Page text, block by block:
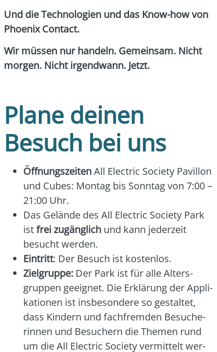
Und die Tech­no­lo­gien und das Know-how von
Phoe­nix Cont­act.
Wir müs­sen nur han­deln. Gemein­sam. Nicht
mor­gen. Nicht irgend­wann. Jetzt.
Plane deinen
Besuch bei uns
Öff­nungs­zei­tenAll Elec­tric Socie­ty Pavil­lon
und Cubes: Mon­tag bis Sonn­tag von 7:00 –
21:00 Uhr.
Das Gelän­de des All Elec­tric Socie­ty Park
istfrei zugäng­lich und kann jeder­zeit
besucht wer­den.
Ein­tritt: Der Besuch ist kos­ten­los.
Ziel­grup­pe: Der Park ist für alle Alters­
grup­pen geeig­net. Die Erklä­rung der Appli­
ka­tio­nen ist ins­be­son­de­re so gestal­tet,
dass Kin­dern und fach­frem­den Besu­che­
rin­nen und Besu­chern die The­men rund
um die All Elec­tric Socie­ty ver­mit­telt wer­